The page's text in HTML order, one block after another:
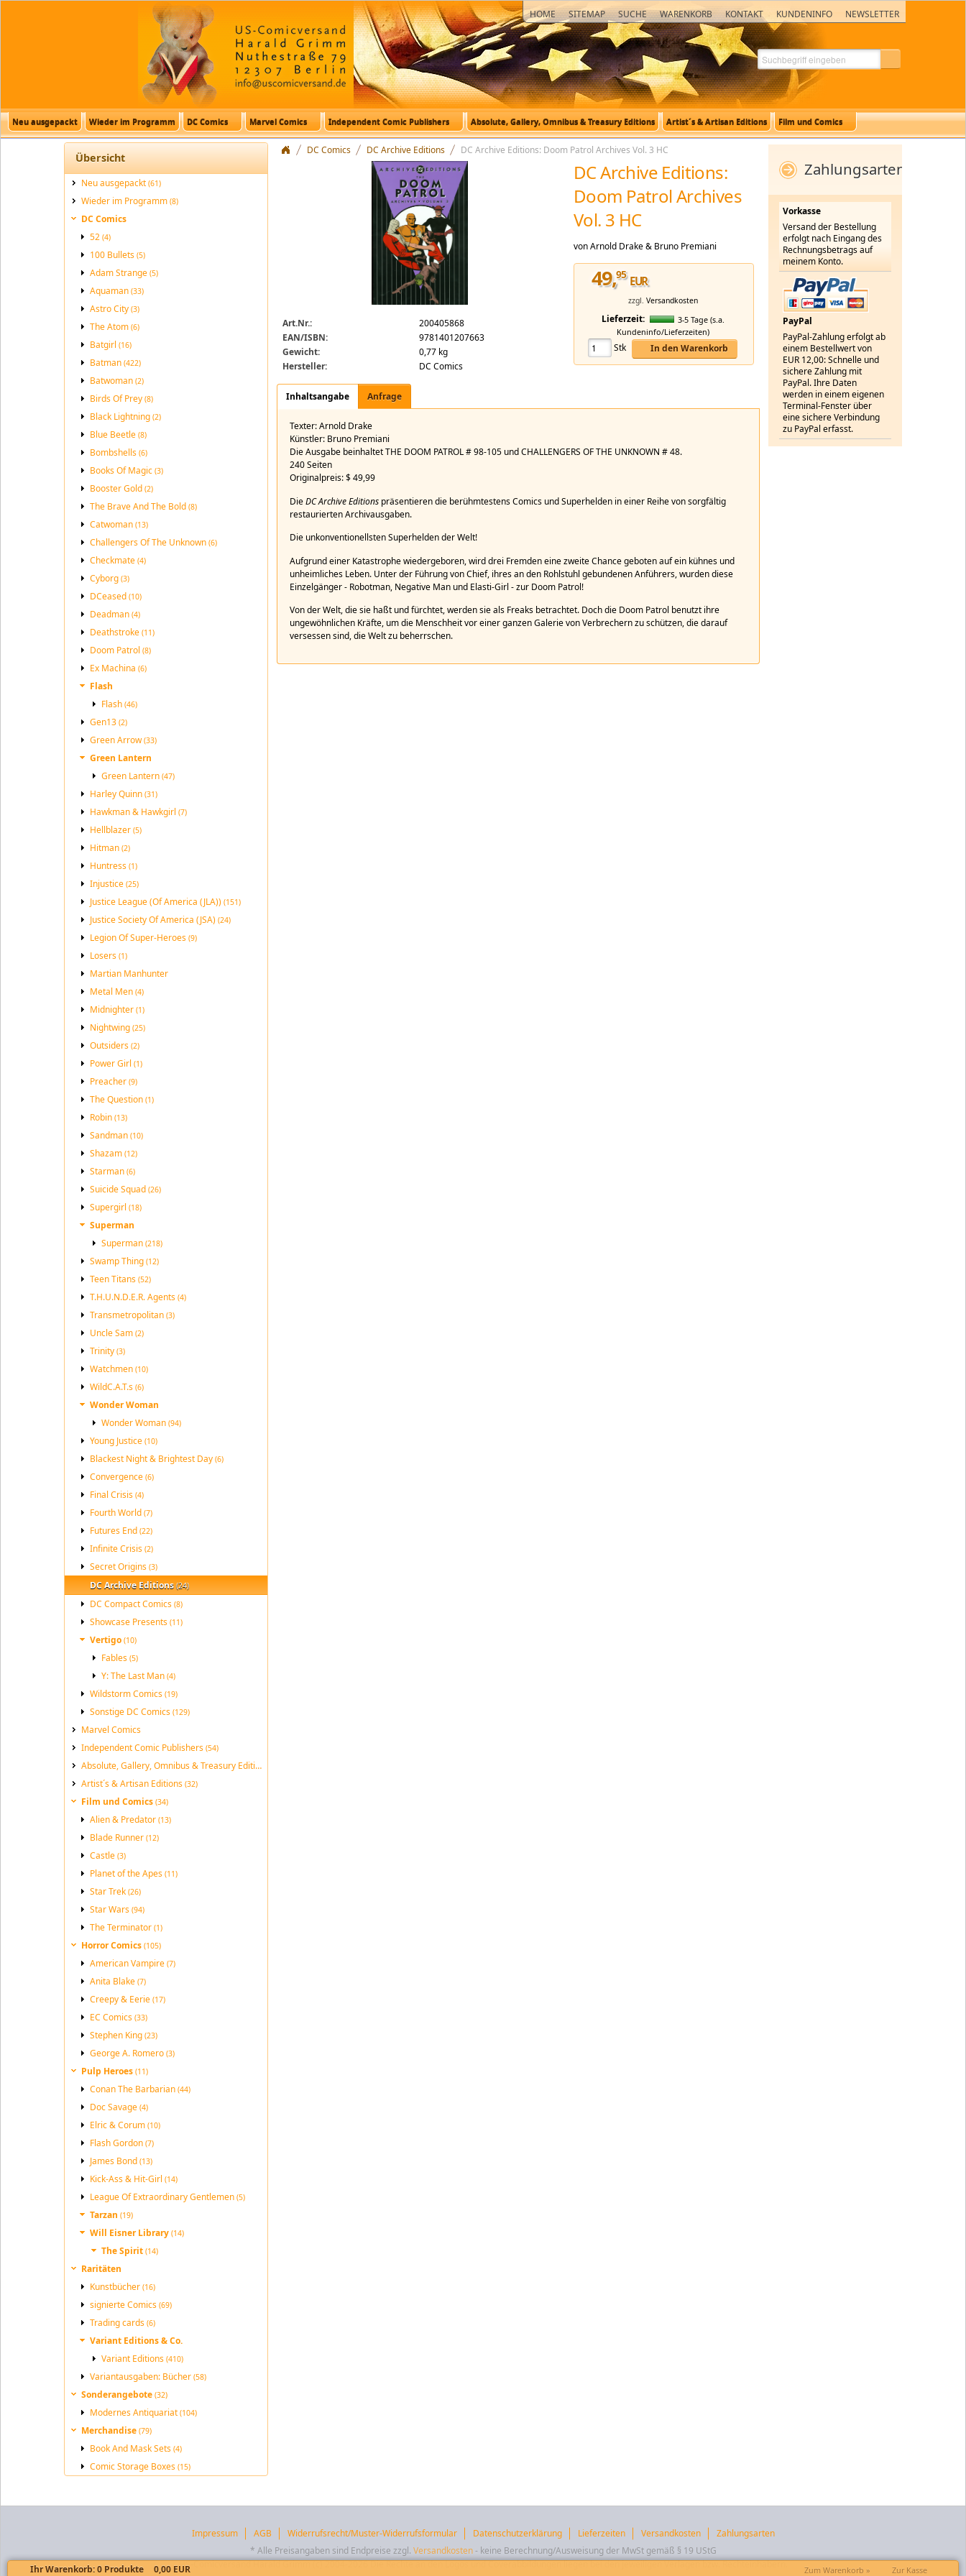
HOME SITEMAP SUCHE WARENKORB KONTAKT KUNDENINFO NEWSLETTER
Neu ausgepackt Wieder im Programm DC Comics Marvel Comics Independent Comic Publishers Absolute, Gallery, Omnibus & Treasury Editions Artist´s & Artisan Editions Film und Comics
Übersicht
Neu ausgepackt (61)
Wieder im Programm (8)
DC Comics
52 (4)
100 Bullets (5)
Adam Strange (5)
Aquaman (33)
Astro City (3)
The Atom (6)
Batgirl (16)
Batman (422)
Batwoman (2)
Birds Of Prey (8)
Black Lightning (2)
Blue Beetle (8)
Bombshells (6)
Books Of Magic (3)
Booster Gold (2)
The Brave And The Bold (8)
Catwoman (13)
Challengers Of The Unknown (6)
Checkmate (4)
Cyborg (3)
DCeased (10)
Deadman (4)
Deathstroke (11)
Doom Patrol (8)
Ex Machina (6)
Flash
Flash (46)
Gen13 (2)
Green Arrow(33)
Green Lantern
Green Lantern (47)
Harley Quinn (31)
Hawkman & Hawkgirl (7)
Hellblazer (5)
Hitman (2)
Huntress (1)
Injustice (25)
Justice League (Of America (JLA)) (151)
Justice Society Of America (JSA) (24)
Legion Of Super-Heroes (9)
Losers (1)
Martian Manhunter
Metal Men (4)
Midnighter (1)
Nightwing (25)
Outsiders (2)
Power Girl (1)
Preacher (9)
The Question (1)
Robin (13)
Sandman (10)
Shazam (12)
Starman (6)
Suicide Squad (26)
Supergirl (18)
Superman
Superman (218)
Swamp Thing (12)
Teen Titans (52)
T.H.U.N.D.E.R. Agents (4)
Transmetropolitan (3)
Uncle Sam (2)
Trinity (3)
Watchmen (10)
WildC.A.T.s (6)
Wonder Woman
Wonder Woman (94)
Young Justice (10)
Blackest Night & Brightest Day (6)
Convergence (6)
Final Crisis (4)
Fourth World (7)
Futures End (22)
Infinite Crisis (2)
Secret Origins (3)
DC Archive Editions (24)
DC Compact Comics (8)
Showcase Presents (11)
Vertigo (10)
Fables (5)
Y: The Last Man (4)
Wildstorm Comics (19)
Sonstige DC Comics (129)
Marvel Comics
Independent Comic Publishers (54)
Absolute, Gallery, Omnibus & Treasury Editions
Artist´s & Artisan Editions (32)
Film und Comics (34)
Alien & Predator (13)
Blade Runner (12)
Castle (3)
Planet of the Apes (11)
Star Trek (26)
Star Wars (94)
The Terminator (1)
Horror Comics (105)
American Vampire (7)
Anita Blake (7)
Creepy & Eerie (17)
EC Comics (33)
Stephen King (23)
George A. Romero (3)
Pulp Heroes (11)
Conan The Barbarian (44)
Doc Savage (4)
Elric & Corum (10)
Flash Gordon (7)
James Bond (13)
Kick-Ass & Hit-Girl (14)
League Of Extraordinary Gentlemen (5)
Tarzan (19)
Will Eisner Library (14)
The Spirit (14)
Raritäten
Kunstbücher (16)
signierte Comics (69)
Trading cards (6)
Variant Editions & Co.
Variant Editions (410)
Variantausgaben: Bücher (58)
Sonderangebote (32)
Modernes Antiquariat (104)
Merchandise (79)
Book And Mask Sets (4)
Comic Storage Boxes (15)
Zahlungsarten
Vorkasse
Versand der Bestellung
erfolgt nach Eingang des
Rechnungsbetrags auf
meinem Konto.
PayPal
PayPal-Zahlung erfolgt ab
einem Bestellwert von
EUR 12,00: Schnelle und
sichere Zahlung mit
PayPal. Ihre Daten
werden in einem eigenen
Terminal-Fenster über
eine sichere Verbindung
zu PayPal erfasst.
DC Comics DC Archive Editions DC Archive Editions: Doom Patrol Archives Vol. 3 HC
DC Archive Editions: Doom Patrol Archives Vol. 3 HC
Art.Nr.:
200405868
EAN/ISBN:
9781401207663
Gewicht:
0,77 kg
Hersteller:
DC Comics
DC Archive Editions:
Doom Patrol Archives
Vol. 3 HC
von Arnold Drake & Bruno Premiani
49,95 EUR
zzgl. Versandkosten
Lieferzeit:
3-5 Tage (s.a.
Kundeninfo/Lieferzeiten)
Stk In den Warenkorb
Inhaltsangabe Anfrage
Texter: Arnold Drake
Künstler: Bruno Premiani
Die Ausgabe beinhaltet THE DOOM PATROL # 98-105 und CHALLENGERS OF THE UNKNOWN # 48.
240 Seiten
Originalpreis: $ 49,99
DieDC Archive Editions präsentieren die berühmtestens Comics und Superhelden in einer Reihe von sorgfältig
restaurierten Archivausgaben.
Die unkonventionellsten Superhelden der Welt!
Aufgrund einer Katastrophe wiedergeboren, wird drei Fremden eine zweite Chance geboten auf ein kühnes und
unheimliches Leben. Unter der Führung von Chief, ihres an den Rohlstuhl gebundenen Anführers, wurden diese
Einzelgänger - Robotman, Negative Man und Elasti-Girl - zur Doom Patrol!
Von der Welt, die sie haßt und fürchtet, werden sie als Freaks betrachtet. Doch die Doom Patrol benutzt ihre
ungewöhnlichen Kräfte, um die Menschheit vor einer ganzen Galerie von Verbrechern zu schützen, die darauf
versessen sind, die Welt zu beherrschen.
Impressum AGB Widerrufsrecht/Muster-Widerrufsformular Datenschutzerklärung Lieferzeiten Versandkosten
Zahlungsarten
* Alle Preisangaben sind Endpreise zzgl. Versandkosten- keine Berechnung/Ausweisung der MwSt gemäß § 19 UStG
US-Comicversand Harald Grimm (c) 2004-2026 Die Rechte an den Logos und Coverabbildungen liegen bei den jeweiligen Verlagen bzw. Rechteinhabern.
Zum Warenkorb » Zur Kasse
Ihr Warenkorb:0 Produkte 0,00 EUR